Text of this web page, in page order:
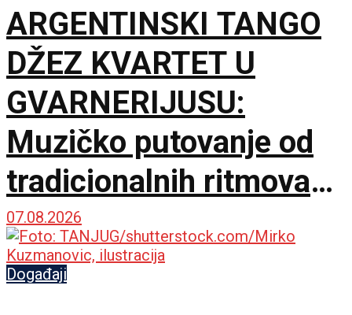
ARGENTINSKI TANGO
DŽEZ KVARTET U
GVARNERIJUSU:
Muzičko putovanje od
tradicionalnih ritmova
do Astora Pjacole
07.08.2026
Događaji